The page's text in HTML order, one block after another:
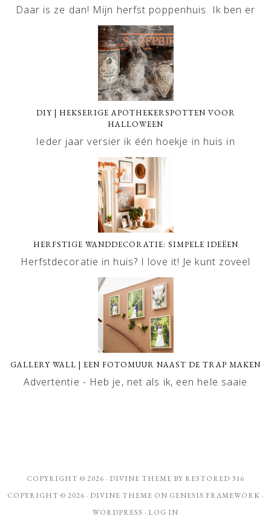
Daar is ze dan! Mijn herfst poppenhuis. Ik ben er
DIY | HEKSERIGE APOTHEKERSPOTTEN VOOR
HALLOWEEN
Ieder jaar versier ik één hoekje in huis in
HERFSTIGE WANDDECORATIE: SIMPELE IDEËEN
Herfstdecoratie in huis? I love it! Je kunt zoveel
GALLERY WALL | EEN FOTOMUUR NAAST DE TRAP MAKEN
Advertentie - Heb je, net als ik, een hele saaie
COPYRIGHT © 2026 · DIVINE THEME BY RESTORED 316
COPYRIGHT © 2026 · DIVINE THEME ON GENESIS FRAMEWORK ·
WORDPRESS · LOG IN